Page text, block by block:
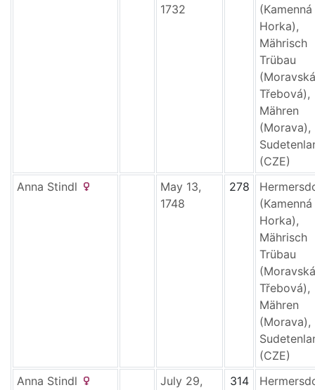
1732
(Kamenná
Horka),
Mährisch
Trübau
(Moravská
Třebová),
Mähren
(Morava),
(CZE)
Anna Stindl
May 13,
1748
278
(Kamenná
Horka),
Mährisch
Trübau
(Moravská
Třebová),
Mähren
(Morava),
(CZE)
Anna Stindl
July 29,
314